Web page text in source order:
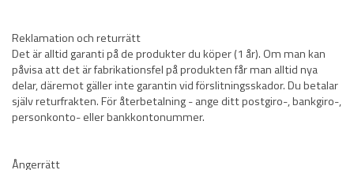
Reklamation och returrätt
Det är alltid garanti på de produkter du köper (1 år). Om man kan
påvisa att det är fabrikationsfel på produkten får man alltid nya
delar, däremot gäller inte garantin vid förslitningsskador. Du betalar
själv returfrakten. För återbetalning - ange ditt postgiro-, bankgiro-,
personkonto- eller bankkontonummer.
Ångerrätt